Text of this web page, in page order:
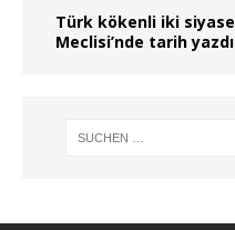
Türk kökenli iki
Meclisi’nde tarih yazdı